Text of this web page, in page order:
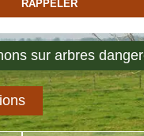
sur arbres